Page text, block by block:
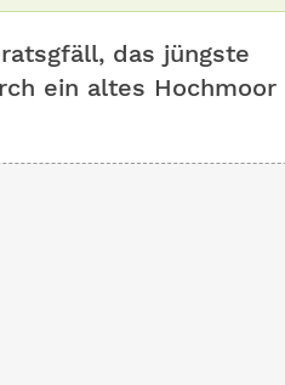
das jüngste
ein altes Hochmoor